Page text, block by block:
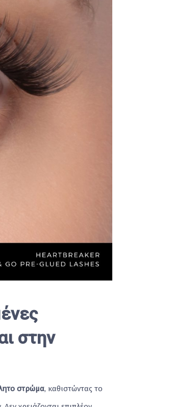
στην
στρώμα, καθιστώντας το